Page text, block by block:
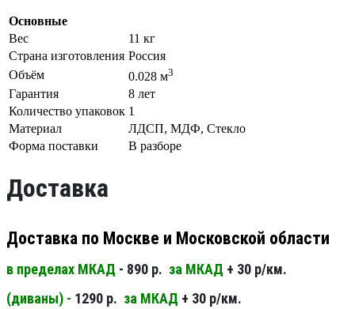
Основные
Вес
11 кг
Страна изготовления Россия
Объём
0.028 м3
Гарантия
8 лет
Количество упаковок 1
Материал
ЛДСП, МДФ, Стекло
Форма поставки
В разборе
Доставка
Доставка по Москве и Московской области
в пределах МКАД - 890 р. за МКАД + 30 р/км.
(диваны) - 1290 р. за МКАД + 30 р/км.